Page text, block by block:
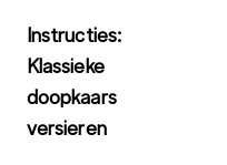
Instructies:
Klassieke
doopkaars
versieren